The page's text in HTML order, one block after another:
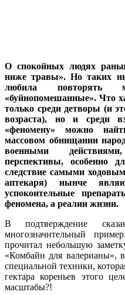
О спокойных людях
ниже травы». Но таких
любила повторять
«буйнопомешанные». Что
только среди детворы (и
возраста), но и среди
«феномену» можно
массовом обнищании
военными
перспективы,
следствие самыми
аптекаря) нынче
успокоительные
феномена, а реалии жизни.
В подтверждение
многозначительный
прочитал небольшую
«Комбайн для валерианы»,
специальной техники,
гектара кореньев этого
масштабы?!